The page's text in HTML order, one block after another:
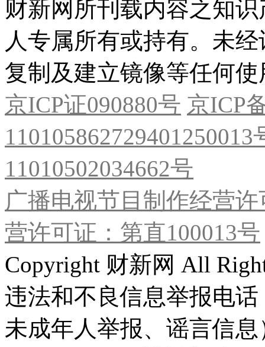
财新网所刊载内容之知
人专属所有或持有。未
复制及建立镜像等任何使
京ICP证090880号 京ICP
11010502034662号
广播电视节目制作经营
营许可证：第直100013号
Copyright 财新网 All
违法和不良信息举报电
未成年人举报、谣言信